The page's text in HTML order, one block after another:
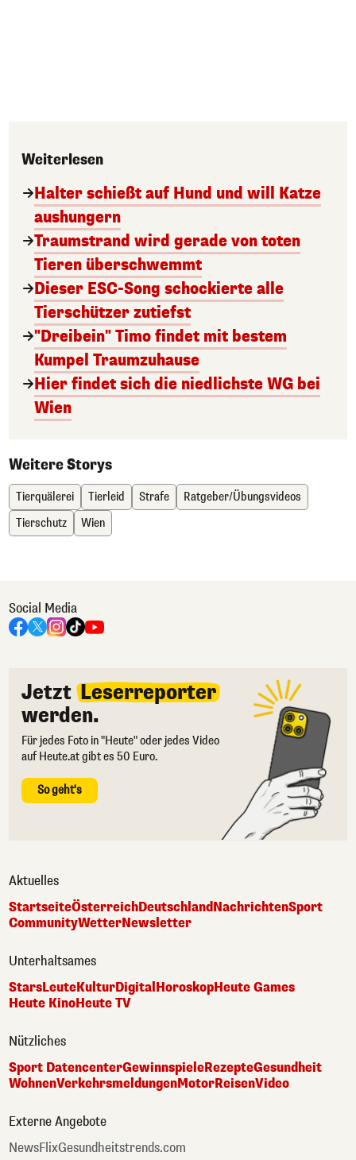
Weiterlesen
Halter schießt auf Hund und will Katze
aushungern
Traumstrand wird gerade von toten
Tieren überschwemmt
Dieser ESC-Song schockierte alle
Tierschützer zutiefst
"Dreibein" Timo findet mit bestem
Kumpel Traumzuhause
Hier findet sich die niedlichste WG bei
Wien
Weitere Storys
Tierquälerei Tierleid Strafe
Ratgeber/Übungsvideos
Tierschutz
Wien
Social Media
Jetzt Leserreporter
werden.
Für jedes Foto in "Heute" oder jedes Video
auf Heute.at gibt es 50 Euro.
So geht's
Aktuelles
StartseiteÖsterreichDeutschlandNachrichtenSport
CommunityWetterNewsletter
Unterhaltsames
StarsLeuteKulturDigitalHoroskopHeute Games
Heute KinoHeute TV
Nützliches
Sport DatencenterGewinnspieleRezepteGesundheit
WohnenVerkehrsmeldungenMotorReisenVideo
Externe Angebote
NewsFlixGesundheitstrends.com